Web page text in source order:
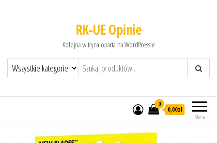
RK-UE Opinie
Kolejna witryna oparta na WordPressie
Menu
0
0,00zł